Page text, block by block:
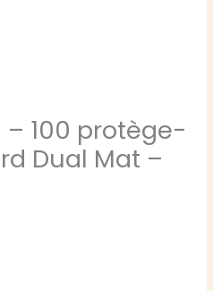
100 protège-
Dual Mat –